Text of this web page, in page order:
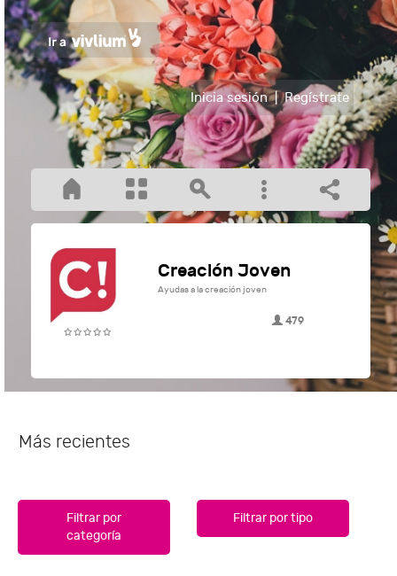
Inicia sesión | Regístrate
Creación Joven
Ayudas a la creación joven
479
Más recientes
Filtrar por
categoría
Filtrar por tipo